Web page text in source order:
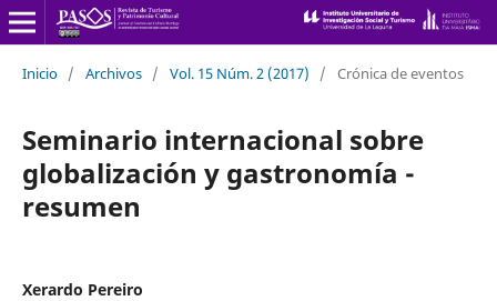
Inicio / Archivos / Vol. 15 Núm. 2 (2017) / Crónica de eventos
Seminario internacional sobre
globalización y gastronomía -
resumen
Xerardo Pereiro